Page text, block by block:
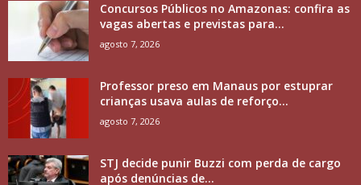
Concursos Públicos no Amazonas: confira as
vagas abertas e previstas para...
agosto 7, 2026
Professor preso em Manaus por estuprar
crianças usava aulas de reforço...
agosto 7, 2026
STJ decide punir Buzzi com perda de cargo
após denúncias de...